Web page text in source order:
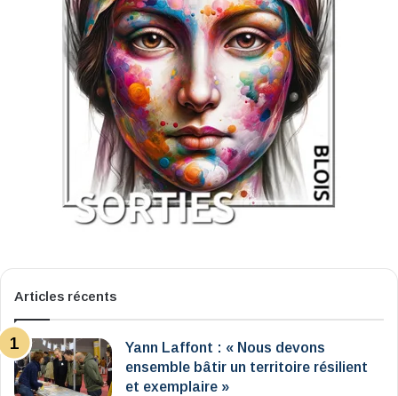
Articles récents
Yann Laffont : « Nous devons
ensemble bâtir un territoire résilient
et exemplaire »